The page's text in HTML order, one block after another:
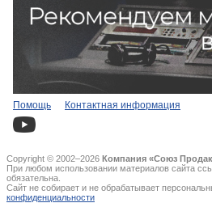
Помощь Контактная информация
Copyright © 2002–2026 Компания «Союз
При любом использовании материалов сайта
обязательна.
Сайт не собирает и не обрабатывает
конфиденциальности